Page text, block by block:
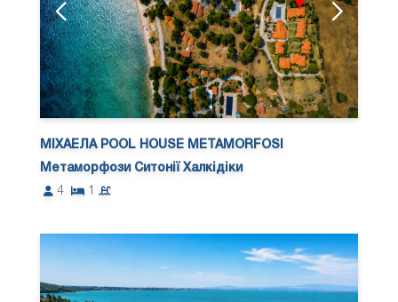
МІХАЕЛА POOL HOUSE METAMORFOSI
Метаморфози Ситонії Халкідіки
4
1